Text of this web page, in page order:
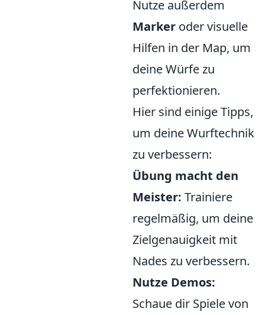
Nutze außerdem
Marker oder visuelle
Hilfen in der Map, um
deine Würfe zu
perfektionieren.
Hier sind einige Tipps,
um deine Wurftechnik
zu verbessern:
Übung macht den
Meister: Trainiere
regelmäßig, um deine
Zielgenauigkeit mit
Nades zu verbessern.
Nutze Demos:
Schaue dir Spiele von